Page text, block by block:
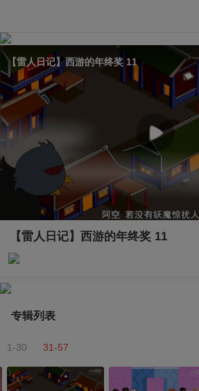
【雷人日记】西游的年终奖 11
【雷人日记】西游的年终奖 11
专辑列表
1-30 31-57